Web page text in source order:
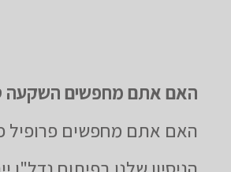
האם אתם מחפשים השקעה
האם אתם מחפשים פרופיל